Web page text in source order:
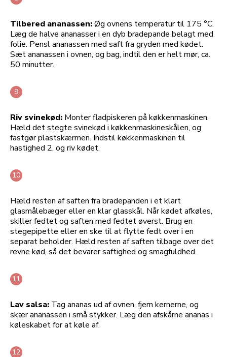
Tilbered ananassen:Øg ovnens temperatur til 175 °C.
Læg de halve ananasser i en dyb bradepande belagt med
folie. Pensl ananassen med saft fra gryden med kødet.
Sæt ananassen i ovnen, og bag, indtil den er helt mør, ca.
50 minutter.
Riv svinekød: Monter fladpiskeren på køkkenmaskinen.
Hæld det stegte svinekød i køkkenmaskineskålen, og
fastgør plastskærmen. Indstil køkkenmaskinen til
hastighed 2, og riv kødet.
Hæld resten af saften fra bradepanden i et klart
glasmålebæger eller en klar glasskål. Når kødet afkøles,
skiller fedtet og saften med fedtet øverst. Brug en
stegepipette eller en ske til at flytte fedt over i en
separat beholder. Hæld resten af saften tilbage over det
revne kød, så det bevarer saftighed og smagfuldhed.
Lav salsa: Tag ananas ud af ovnen, fjern kernerne, og
skær ananassen i små stykker. Læg den afskårne ananas i
køleskabet for at køle af.